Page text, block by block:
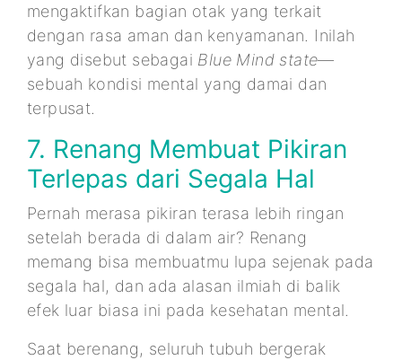
mengaktifkan bagian otak yang terkait
dengan rasa aman dan kenyamanan. Inilah
yang disebut sebagai Blue Mind state—
sebuah kondisi mental yang damai dan
terpusat.
7. Renang Membuat Pikiran
Terlepas dari Segala Hal
Pernah merasa pikiran terasa lebih ringan
setelah berada di dalam air? Renang
memang bisa membuatmu lupa sejenak pada
segala hal, dan ada alasan ilmiah di balik
efek luar biasa ini pada kesehatan mental.
Saat berenang, seluruh tubuh bergerak